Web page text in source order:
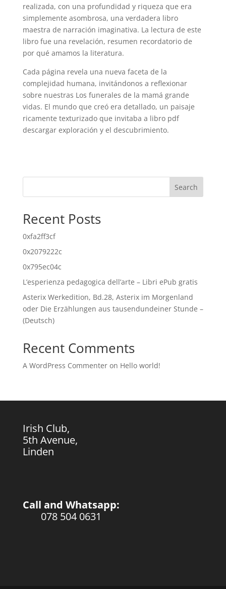
realizada, con una profundidad y riqueza que era
simplemente asombrosa, una verdadera libro
maestra de narración imaginativa. La lectura de este
libro fue una revelación, resumen recordatorio de
por qué amamos la literatura.
Cada página revela una nueva faceta de la
complejidad humana, invitándonos a reflexionar
sobre nuestras Los funerales de la mamá grande
vidas. El mundo que creó era detallado, un paisaje
ricamente texturizado que invitaba a libro pdf
descargar exploración y el descubrimiento.
Search
Recent Posts
0xfa2ff3cf
0x2079222c
0x795ec04c
L’esperienza pedagogica dell’arte – Libri ePub gratis
Asterix Werkedition, Bd.28, Asterix im Morgenland
oder Die Erzählungen aus tausendundeiner Stunde –
(Deutsch)
Recent Comments
A WordPress Commenteron Hello world!
Irish Club,
5th Avenue,
Linden
Call and Whatsapp:
078 504 0631